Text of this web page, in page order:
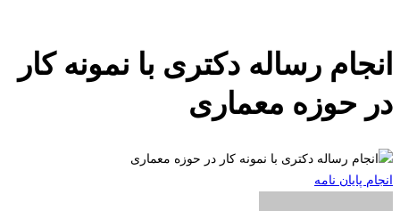
رساله دکتری با نمونه کار
حوزه معماری
پایان نامه